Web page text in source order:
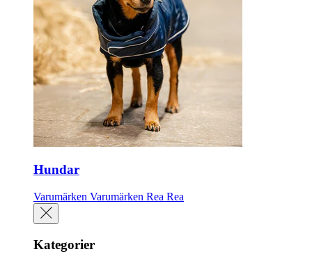
Hundar
Varumärken Varumärken Rea Rea
Kategorier